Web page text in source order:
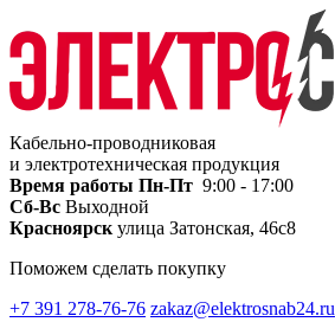
Кабельно-проводниковая
и электротехническая продукция
Время работы Пн-Пт 9:00 - 17:00
Сб-Вс Выходной
Красноярск улица Затонская, 46с8
Поможем сделать покупку
+7 391 278-76-76 zakaz@elektrosnab24.ru